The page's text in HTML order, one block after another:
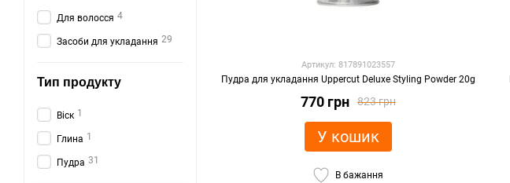
Артикул: 817891023557
Пудра для укладання Uppercut Deluxe Styling Powder 20g
823 грн
770 грн
У кошик
В бажання
Для волосся 4
Засоби для укладання 29
Тип продукту
Віск 1
Глина 1
Пудра 31